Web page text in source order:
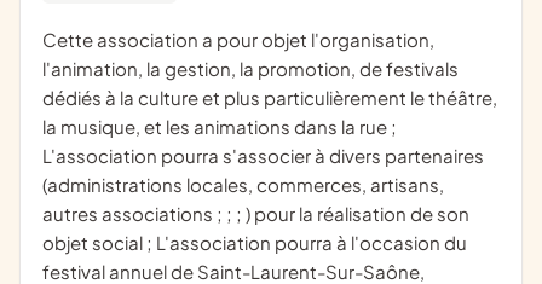
cette association a pour objet l'organisation,
l'animation, la gestion, la promotion, de festivals
dédiés à la culture et plus particulièrement le théâtre,
la musique, et les animations dans la rue ;
L'association pourra s'associer à divers partenaires
(administrations locales, commerces, artisans,
autres associations ; ; ; ) pour la réalisation de son
objet social ; L'association pourra à l'occasion du
festival annuel de Saint-Laurent-Sur-Saône,